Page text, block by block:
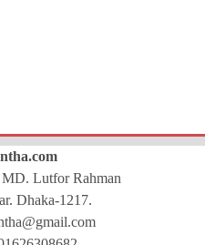
Lutfor Rahman
Dhaka-1217.